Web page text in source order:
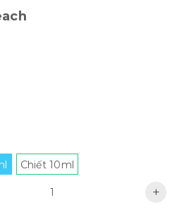
Chiết 10ml
+